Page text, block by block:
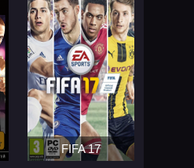
FIFA 17